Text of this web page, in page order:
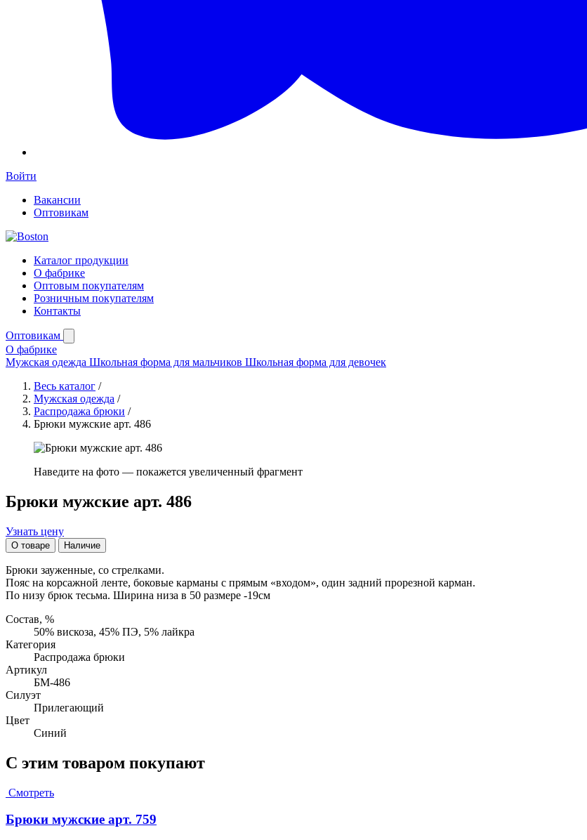
Войти
Вакансии
Оптовикам
Каталог продукции
О фабрике
Оптовым покупателям
Розничным покупателям
Контакты
Оптовикам
О фабрике
Мужская одежда Школьная форма для мальчиков Школьная форма для девочек
Весь каталог /
Мужская одежда /
Распродажа брюки /
Брюки мужские арт. 486
Наведите на фото — покажется увеличенный фрагмент
Брюки мужские арт. 486
Узнать цену
О товаре Наличие
Брюки зауженные, со стрелками.
Пояс на корсажной ленте, боковые карманы с прямым «входом», один задний прорезной карман.
По низу брюк тесьма. Ширина низа в 50 размере -19см
Состав, %
50% вискоза, 45% ПЭ, 5% лайкра
Категория
Распродажа брюки
Артикул
БМ-486
Силуэт
Прилегающий
Цвет
Синий
С этим товаром покупают
Смотреть
Брюки мужские арт. 759